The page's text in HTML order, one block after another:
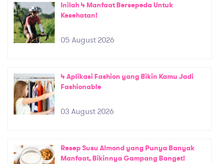
Inilah 4 Manfaat Bersepeda Untuk
Kesehatan!
05 August 2026
4 Aplikasi Fashion yang Bikin Kamu Jadi
Fashionable
03 August 2026
Resep Susu Almond yang Punya Banyak
Manfaat, Bikinnya Gampang Banget!